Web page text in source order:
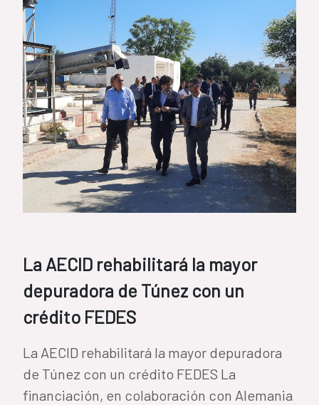
La AECID rehabilitará la mayor
depuradora de Túnez con un
crédito FEDES
La AECID rehabilitará la mayor depuradora
de Túnez con un crédito FEDES La
financiación, en colaboración con Alemania